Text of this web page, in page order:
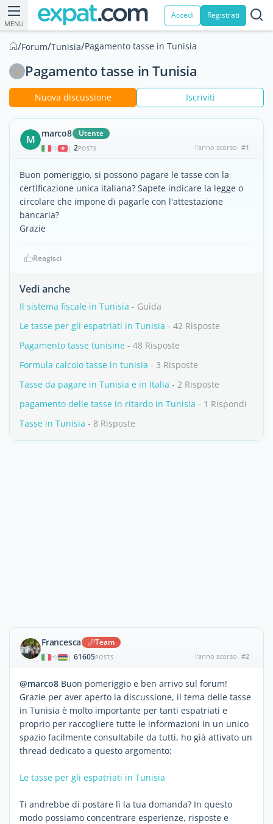
MENU
Accedi Registrati
/Forum/Tunisia/Pagamento tasse in Tunisia
Pagamento tasse in Tunisia
Nuova discussione Iscriviti
M marco8 Utente
| 2POSTS l'anno scorso #1
Buon pomeriggio, si possono pagare le tasse con la
certificazione unica italiana? Sapete indicare la legge o
circolare che impone di pagarle con l'attestazione
bancaria?
Grazie
Reagisci
Vedi anche
Il sistema fiscale in Tunisia - Guida
Le tasse per gli espatriati in Tunisia - 42 Risposte
Pagamento tasse tunisine - 48 Risposte
Formula calcolo tasse in tunisia - 3 Risposte
Tasse da pagare in Tunisia e in Italia - 2 Risposte
pagamento delle tasse in ritardo in Tunisia - 1 Rispondi
Tasse in Tunisia - 8 Risposte
Francesca Team
| 61605POSTS l'anno scorso #2
@marco8 Buon pomeriggio e ben arrivo sul forum!
Grazie per aver aperto la discussione, il tema delle tasse
in Tunisia è molto importante per tanti espatriati e
proprio per raccogliere tutte le informazioni in un unico
spazio facilmente consultabile da tutti, ho già attivato un
thread dedicato a questo argomento:
Le tasse per gli espatriati in Tunisia
Ti andrebbe di postare lì la tua domanda? In questo
modo possiamo concentrare esperienze, risposte e